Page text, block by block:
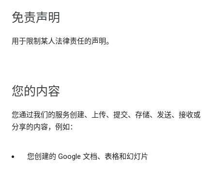
免责声明
用于限制某人法律责任的声明。
您的内容
您通过我们的服务创建、上传、提交、存储、发送、接收或
分享的内容，例如：
您创建的 Google 文档、表格和幻灯片